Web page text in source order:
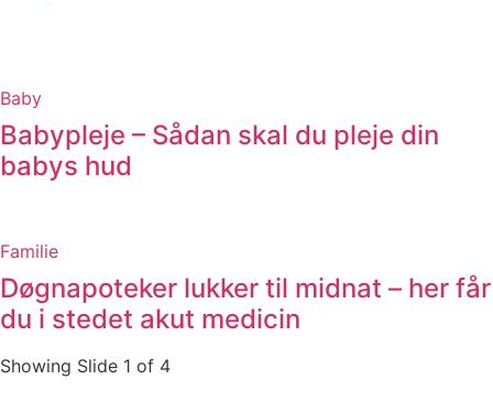
Baby
Babypleje – Sådan skal du pleje din
babys hud
Familie
Døgnapoteker lukker til midnat – her får
du i stedet akut medicin
Showing Slide 1 of 4